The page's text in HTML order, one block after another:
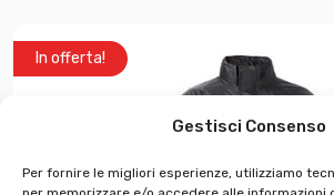
Gestisci Consenso
Per fornire le migliori esperienze, utilizziamo
In offerta!